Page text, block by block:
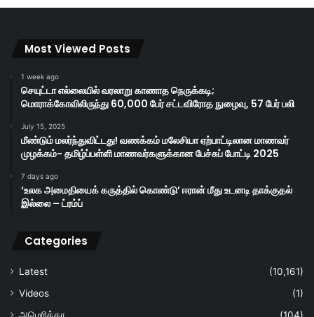
Most Viewed Posts
1 week ago
செயுட்டா எல்லையில் வரலாறு காணாத நெருக்கடி;
மொராக்கோவிலிருந்து 60,000 பேர் சட்டவிரோத நுழைவு, 57 பேர் பலி
July 15, 2025
மீண்டும் மலர்ந்துவிட்டது! வணக்கம் மலேசியா ஏற்பாட்டிலான மாணவர்
முழக்கம்- தமிழ்ப்பள்ளி மாணவர்களுக்கான பேச்சுப் போட்டி 2025
7 days ago
‘உலக அமைதியைக் கருத்தில் கொண்டு’ ஈரான் மீது உடனடி தாக்குதல்
இல்லை – ட்ரம்ப்
Categories
Latest
(10,161)
Videos
(1)